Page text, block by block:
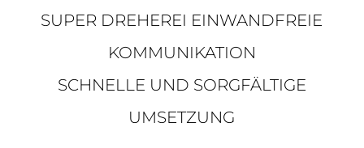
SUPER DREHEREI EINWANDFREIE
KOMMUNIKATION
SCHNELLE UND SORGFÄLTIGE
UMSETZUNG